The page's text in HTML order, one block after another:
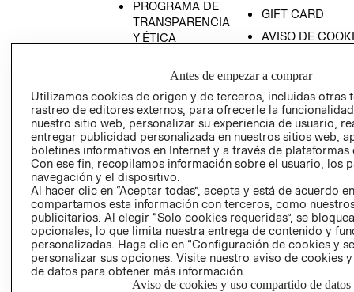
PROGRAMA DE
TRANSPARENCIA
Y ÉTICA
PROGRAMA DE
TRANSPARENCIA
Y ÉTICA (INGLÉS)
GIFT CARD
AVISO DE
DE INDUSTRIA Y
COMERCIO - SIC
PETICIONES
QUEJAS Y
RECLAMOS
Colombia ($)
CAMBIAR REGIÓN
Antes de empezar a comprar
Utilizamos cookies de origen y de terceros, incluidas otras
rastreo de editores externos, para ofrecerle la
nuestro sitio web, personalizar su experiencia de usuario,
entregar publicidad personalizada en nuestros sitios web,
boletines informativos en Internet y a través de plataformas
Con ese fin, recopilamos información sobre el usuario, los
navegación y el dispositivo.
Al hacer clic en “Aceptar todas”, acepta y está de acuerdo
compartamos esta información con terceros, como
publicitarios. Al elegir “Solo cookies requeridas”, se
opcionales, lo que limita nuestra entrega de contenido y
personalizadas. Haga clic en “Configuración de cookies y
personalizar sus opciones. Visite nuestro aviso de cookies
de datos para obtener más información.
Aviso de cookies y uso compartido de datos